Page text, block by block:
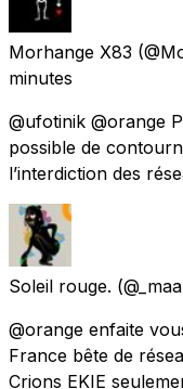
Morhange X83
minutes
@ufotinik @orange
possible de
l’interdiction des
Soleil rouge.
@orange enfaite
France bête de
Crions EKIE